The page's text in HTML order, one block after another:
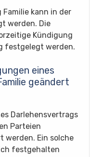
kann in der
werden. Die
Kündigung
festgelegt werden.
eines
geändert
Darlehensvertrags
Parteien
werden. Ein solche
festgehalten